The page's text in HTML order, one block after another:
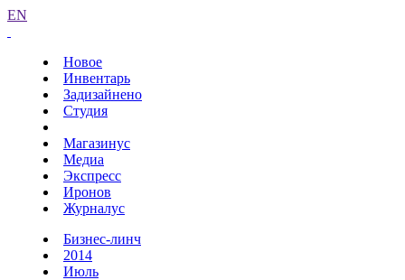
EN
Новое
Инвентарь
Задизайнено
Студия
Магазинус
Медиа
Экспресс
Иронов
Журналус
Бизнес-линч
2014
Июль